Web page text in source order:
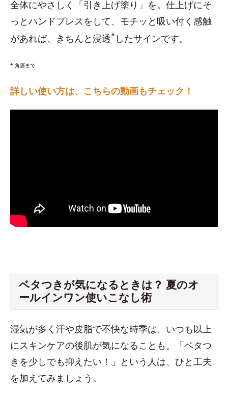
全体にやさしく「引き上げ塗り」を。仕上げにそ
っとハンドプレスをして、モチッと吸い付く感触
があれば、きちんと浸透* したサインです。
* 角層まで
詳しい使い方は、こちらの動画もチェック！
ベタつきが気になるときは？ 夏のオ
ールインワン使いこなし術
湿気が多く汗や皮脂で不快な時季は、いつも以上
にスキンケアの後肌が気になることも。「ベタつ
きを少しでも抑えたい！」という人は、ひと工夫
を加えてみましょう。